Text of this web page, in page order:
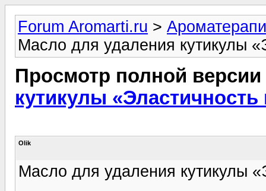
Forum Aromarti.ru >
Масло для удаления кутикулы
Просмотр полной
кутикулы «Эластичность
Olik
Масло для удаления кутикулы